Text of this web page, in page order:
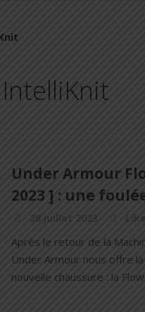
Under Armour
2023 ] : une
28 juillet 2023 Like
Après le retour de la
Under Armour nous offre
nouvelle chaussure : la